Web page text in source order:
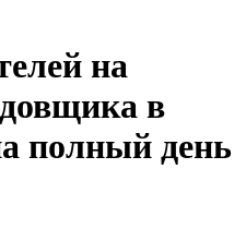
на
в
полный день